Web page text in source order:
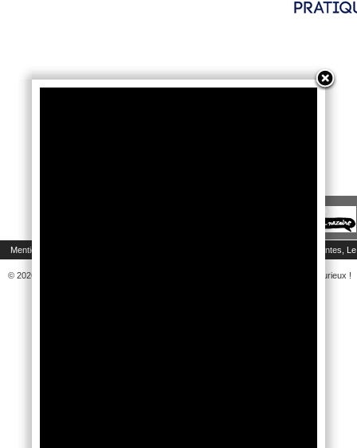
Mentions légales Exponantes,
© 2026 Le rendez-vous du DIY et des Loisirs Créatifs pour tous, passionnés ou curieux !